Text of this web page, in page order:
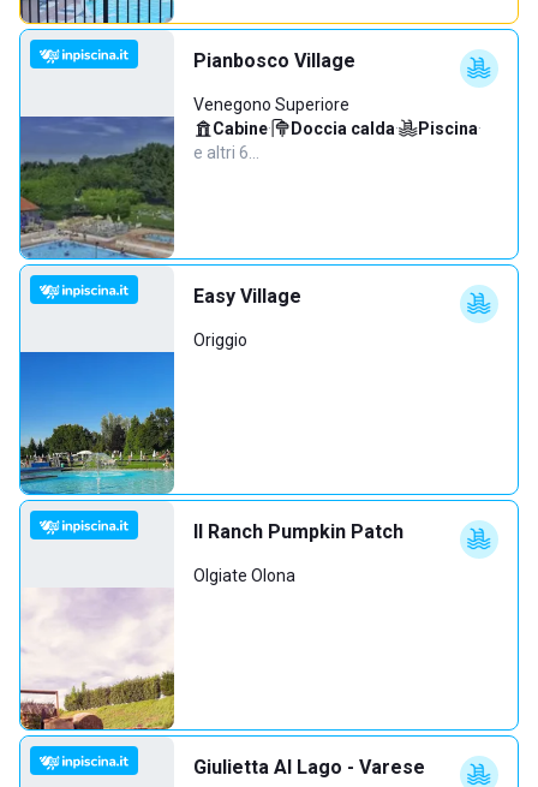
Pianbosco Village
Venegono Superiore
Cabine· Doccia calda· Piscina·
e altri 6…
Easy Village
Origgio
Il Ranch Pumpkin Patch
Olgiate Olona
Giulietta Al Lago - Varese